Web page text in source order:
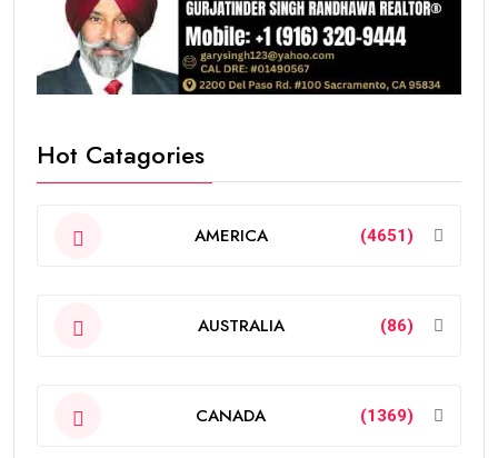
Hot Catagories
AMERICA (4651)
AUSTRALIA (86)
CANADA (1369)